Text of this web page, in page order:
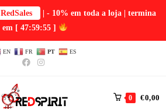
RedSales
| - 10% em toda a loja | termina
em [ 47:59:54 ]
EN FR PT ES
0 €0,00